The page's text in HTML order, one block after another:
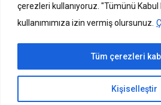
çerezleri kullanıyoruz. "Tümünü Kabul
kullanımımıza izin vermiş olursunuz.
Kişiselleştir
Tüm çerezleri
08503057376
© Copyright Öğretmen